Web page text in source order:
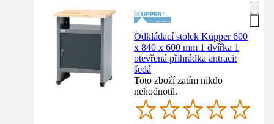
Odkládací stolek Küpper 600
x 840 x 600 mm 1 dvířka 1
otevřená přihrádka antracit
šedá
Toto zboží zatím nikdo
nehodnotil.